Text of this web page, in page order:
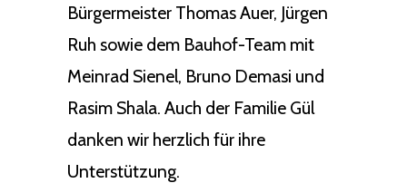
Bürgermeister Thomas Auer, Jürgen
Ruh sowie dem Bauhof-Team mit
Meinrad Sienel, Bruno Demasi und
Rasim Shala. Auch der Familie Gül
danken wir herzlich für ihre
Unterstützung.